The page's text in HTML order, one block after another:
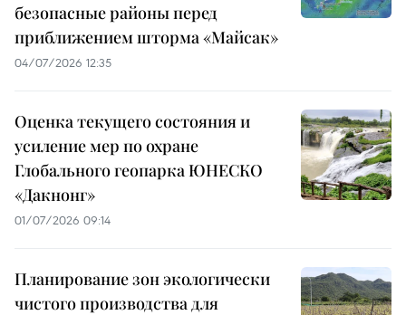
безопасные районы перед
приближением шторма «Майсак»
04/07/2026 12:35
Оценка текущего состояния и
усиление мер по охране
Глобального геопарка ЮНЕСКО
«Дакнонг»
01/07/2026 09:14
Планирование зон экологически
чистого производства для